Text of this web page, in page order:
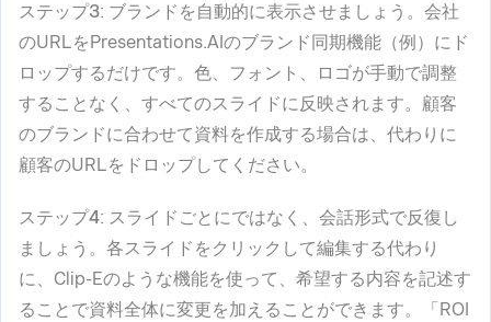
ステップ3: ブランドを自動的に表示させましょう。会社
のURLをPresentations.AIのブランド同期機能（例）にド
ロップするだけです。色、フォント、ロゴが手動で調整
することなく、すべてのスライドに反映されます。顧客
のブランドに合わせて資料を作成する場合は、代わりに
顧客のURLをドロップしてください。
ステップ4: スライドごとにではなく、会話形式で反復し
ましょう。各スライドをクリックして編集する代わり
に、Clip-Eのような機能を使って、希望する内容を記述す
ることで資料全体に変更を加えることができます。「ROI